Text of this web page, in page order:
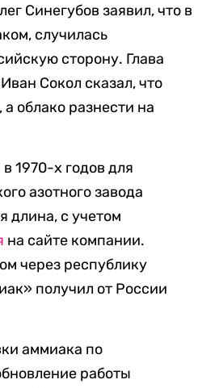
Синегубов заявил, что в
случилась
сторону. Глава
Сокол сказал, что
облако разнести на
1970-х годов для
азотного завода
длина, с учетом
на сайте компании.
через республику
получил от России
аммиака по
работы